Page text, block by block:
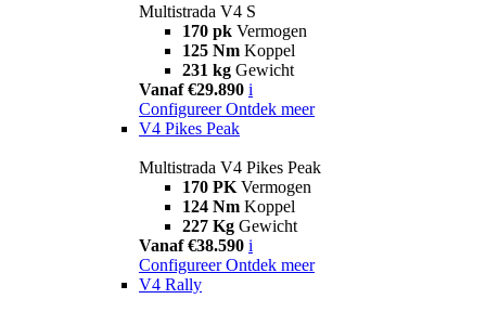
Multistrada V4 S
170 pk Vermogen
125 Nm Koppel
231 kg Gewicht
Vanaf €29.890 i
Configureer Ontdek meer
V4 Pikes Peak
Multistrada V4 Pikes Peak
170 PK Vermogen
124 Nm Koppel
227 Kg Gewicht
Vanaf €38.590 i
Configureer Ontdek meer
V4 Rally